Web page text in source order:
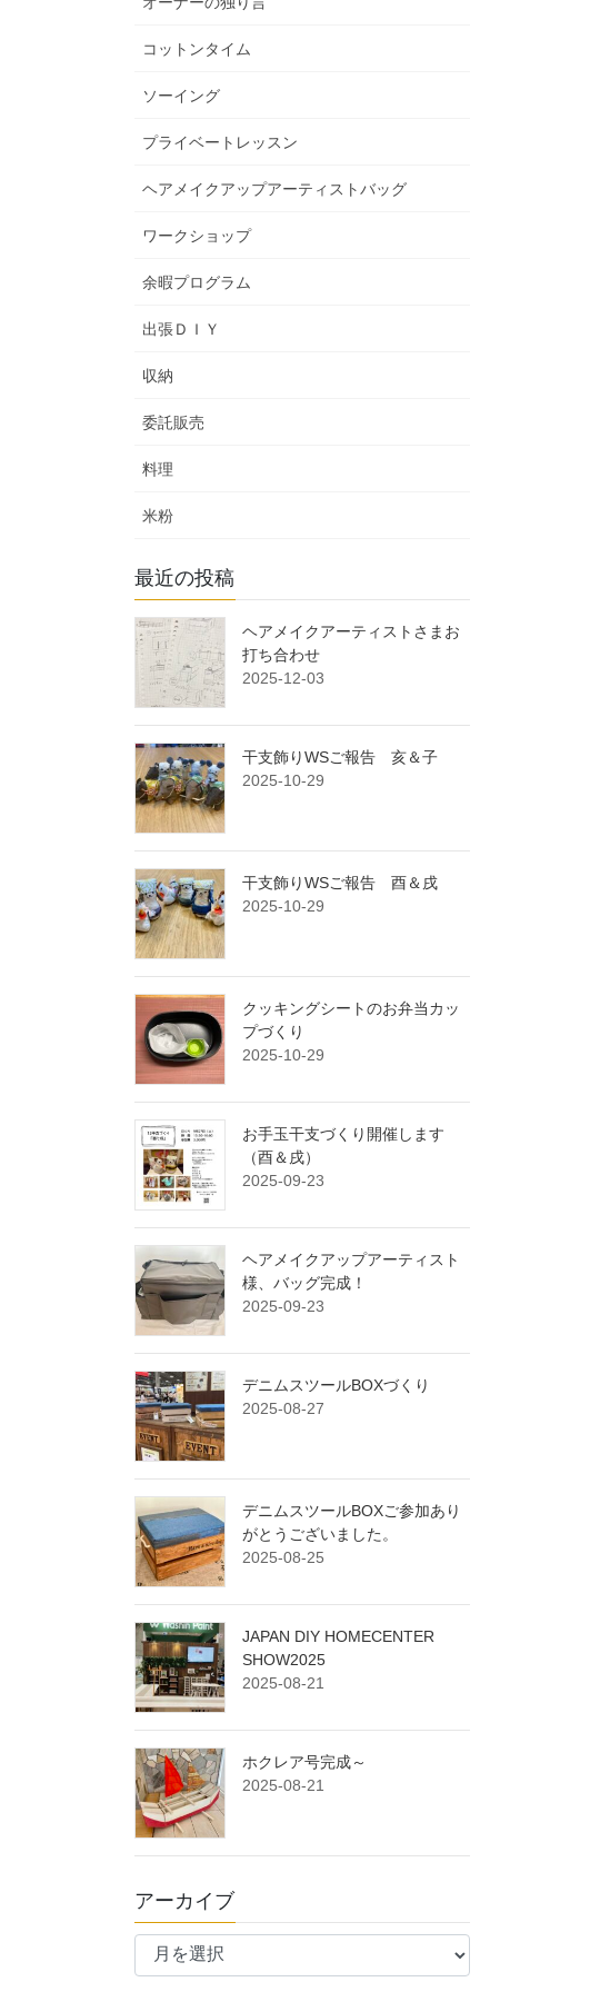
コットンタイム
ソーイング
プライベートレッスン
ヘアメイクアップアーティストバッグ
ワークショップ
余暇プログラム
出張ＤＩＹ
収納
委託販売
料理
米粉
最近の投稿
ヘアメイクアーティストさまお
打ち合わせ
2025-12-03
干支飾りWSご報告 亥＆子
2025-10-29
干支飾りWSご報告 酉＆戌
2025-10-29
クッキングシートのお弁当カッ
プづくり
2025-10-29
お手玉干支づくり開催します
（酉＆戌）
2025-09-23
ヘアメイクアップアーティスト
様、バッグ完成！
2025-09-23
デニムスツールBOXづくり
2025-08-27
デニムスツールBOXご参加あり
がとうございました。
2025-08-25
JAPAN DIY HOMECENTER
SHOW2025
2025-08-21
ホクレア号完成～
2025-08-21
アーカイブ
ア